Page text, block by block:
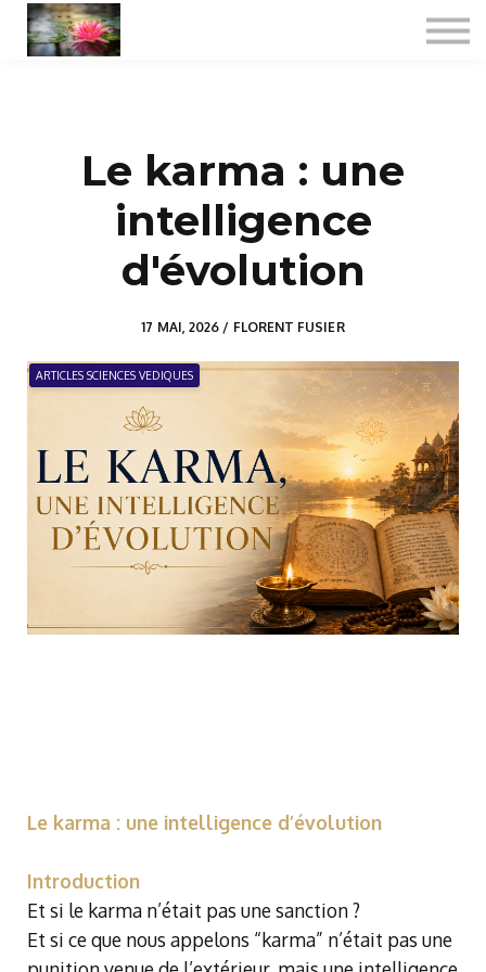
Formations certifiantes
Se connecter
Le karma : une
intelligence
d'évolution
17 MAI, 2026 / FLORENT FUSIER
ARTICLES SCIENCES VEDIQUES
Le karma : une intelligence d’évolution
Introduction
Et si le karma n’était pas une sanction ?
Et si ce que nous appelons “karma” n’était pas une